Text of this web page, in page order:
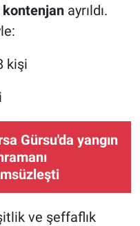
ayrıldı.
kişi
Gürsu'da yangın
ve şeffaflık